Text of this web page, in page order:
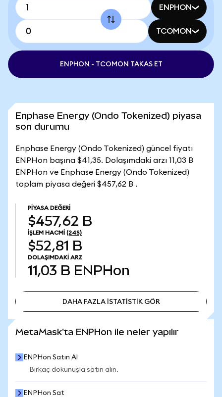
ENPHON
TCOMON
ENPHON - TCOMON TAKAS ET
Enphase Energy (Ondo Tokenized) piyasa
son durumu
Enphase Energy (Ondo Tokenized) güncel fiyatı
ENPHon başına $41,35. Dolaşımdaki arzı 11,03 B
ENPHon ve Enphase Energy (Ondo Tokenized)
toplam piyasa değeri $457,62 B .
PIYASA DEĞERI
$457,62 B
İŞLEM HACMI (24S)
$52,81 B
DOLAŞIMDAKI ARZ
11,03 B ENPHon
DAHA FAZLA İSTATİSTİK GÖR
MetaMask'ta ENPHon ile neler yapılır
ENPHon Satın Al
Birkaç dokunuşla satın alın.
ENPHon Sat